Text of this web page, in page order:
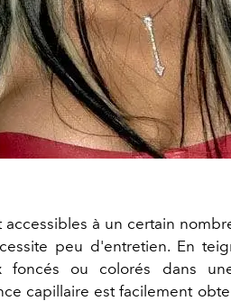
accessibles à un certain
peu d'entretien. En
foncés ou colorés dans
capillaire est facilement